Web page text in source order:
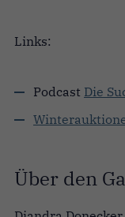
Links:
Podcast Die
Über den